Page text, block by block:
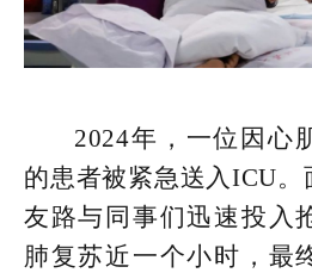
2024年，一位因心
的患者被紧急送入ICU
友路与同事们迅速投入
肺复苏近一个小时，最